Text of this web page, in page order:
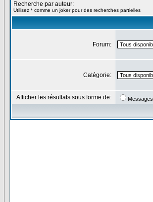
Recherche par auteur:
Utilisez * comme un joker pour des recherches partielles
Forum:
Catégorie:
Afficher les résultats sous forme de: Messages